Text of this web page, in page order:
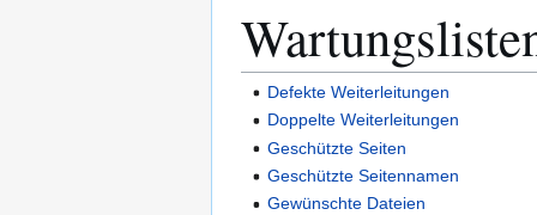
Defekte Weiterleitungen
Doppelte Weiterleitungen
Geschützte Seiten
Geschützte Seitennamen
Gewünschte Dateien